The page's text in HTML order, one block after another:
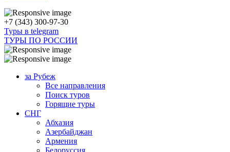
+7 (343) 300-97-30
Туры в telegram
ТУРЫ ПО РОССИИ
за Рубеж
Все направления
Поиск туров
Горящие туры
СНГ
Абхазия
Азербайджан
Армения
Белоруссия